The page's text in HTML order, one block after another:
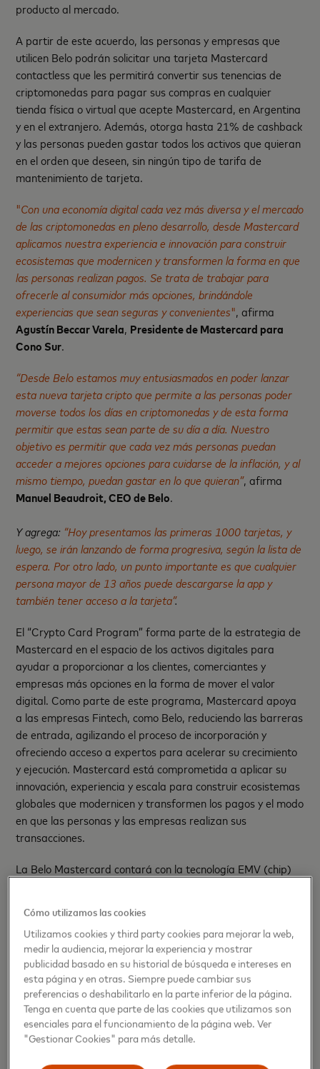
producto al mercado.
A partir de este acuerdo, las personas y empresas que
utilicen Belo podrán solicitar una tarjeta Mastercard
contactless que les permitirá convertir sus tenencias de
criptomonedas para pagar sus compras en cualquier
tienda física o virtual que acepte Mastercard, en Argentina
y en el extranjero. Además, otorga hasta 21% de cashback
y las personas pueden gastar todos los activos que quieran
en el orden que deseen, sin ningún tipo de tarifa de
mantenimiento de tarjeta.
"Con una economía digital cada vez más diversa y el mercado
de las criptomonedas en pleno desarrollo, desde Mastercard
aplicamos nuestra experiencia e innovación para construir
ecosistemas que modernicen y transformen la forma en que
las personas realizan pagos. Se trata de trabajar para
ofrecerle al consumidor más opciones, brindándole
experiencias que sean seguras y convenientes", afirma
Agustín Beccar Varela, Presidente de Mastercard para
Cono Sur.
“Desde Belo estamos muy entusiasmados en poder lanzar
esta nueva tarjeta cripto que permite a las personas poder
moverse todos los días en criptomonedas y de esta forma
permitir que estas sean parte de su día a día. Nuestro
objetivo es permitir que cada vez más personas puedan
acceder a mejores opciones para cuidarse de la inflación, y al
mismo tiempo, puedan gastar en lo que quieran”, afirma
Manuel Beaudroit, CEO de Belo.
Y agrega: “Hoy presentamos las primeras 1000 tarjetas, y
luego, se irán lanzando de forma progresiva, según la lista de
espera. Por otro lado, un punto importante es que cualquier
persona mayor de 13 años puede descargarse la app y
también tener acceso a la tarjeta”.
El “Crypto Card Program” forma parte de la estrategia de
Mastercard en el espacio de los activos digitales para
ayudar a proporcionar a los clientes, comerciantes y
empresas más opciones en la forma de mover el valor
digital. Como parte de este programa, Mastercard apoya
a las empresas Fintech, como Belo, reduciendo las barreras
de entrada, agilizando el proceso de incorporación y
ofreciendo acceso a expertos para acelerar su crecimiento
y ejecución. Mastercard está comprometida a aplicar su
innovación, experiencia y escala para construir ecosistemas
globales que modernicen y transformen los pagos y el modo
en que las personas y las empresas realizan sus
transacciones.
La Belo Mastercard contará con la tecnología EMV (chip)
tendrá tecnología contactless -sin contacto- que habilita
una comunicación inalámbrica, de corto alcance y alta
frecuencia, que permite el intercambio de datos entre
dispositivos.
La billetera digital Belo permite ingresar y retirar pesos
argentinos desde una cuenta bancaria, con la posibilidad
de intercambiarlos, sin comisiones, por bitcoin, ether, o
Cómo utilizamos las cookies
Utilizamos cookies y third party cookies para mejorar la web,
medir la audiencia, mejorar la experiencia y mostrar
publicidad basado en su historial de búsqueda e intereses en
esta página y en otras. Siempre puede cambiar sus
preferencias o deshabilitarlo en la parte inferior de la página.
Tenga en cuenta que parte de las cookies que utilizamos son
esenciales para el funcionamiento de la página web. Ver
"Gestionar Cookies" para más detalle.